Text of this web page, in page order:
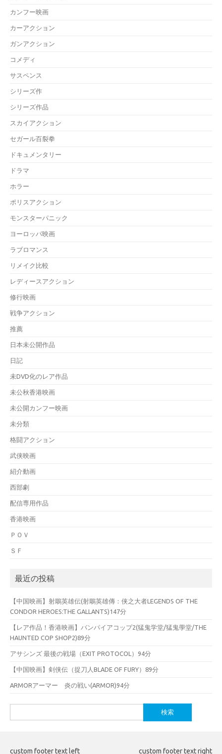
カンフー映画
カーアクション
ガンアクション
コメディ
サスペンス
シリーズ作
シリーズ作品
スカイアクション
セガール百裂拳
ドキュメンタリー
ドラマ
ホラー
ポリスアクション
モンスターパニック
ヨーロッパ映画
ラブロマンス
リメイク比較
レディースアクション
修行映画
戦争アクション
推薦
日本未公開作品
日記
未DVD化のレア作品
未公秋香港映画
未公開カンフー映画
未分類
格闘アクション
武侠映画
紹介動画
西部劇
配信専用作品
香港映画
ＰＯＶ
ＳＦ
最近の投稿
【中国映画】射鵰英雄伝(射鵰英雄傳：侠之大者LEGENDS OF THE
CONDOR HEROES:THE GALLANTS)147分
【レア作品！香港映画】バンパイアコップ2(猛鬼学堂/猛鬼學堂/THE
HAUNTED COP SHOP2)89分
アサシンズ 最後の戦場（EXIT PROTOCOL）94分
【中国映画】剣侠伝（捉刀人BLADE OF FURY）89分
ARMORアーマー 炎の戦い(ARMOR)94分
索:
custom footer text left custom footer text right